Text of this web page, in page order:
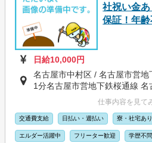
社祝い金
保証！年
日給10,000円
名古屋市中村区 / 名古屋市営
1分名古屋市営地下鉄桜通線 名
仕事内容を見て
交通費支給 日払い・週払い 寮・社宅あり
エルダー活躍中 フリーター歓迎 学歴不問